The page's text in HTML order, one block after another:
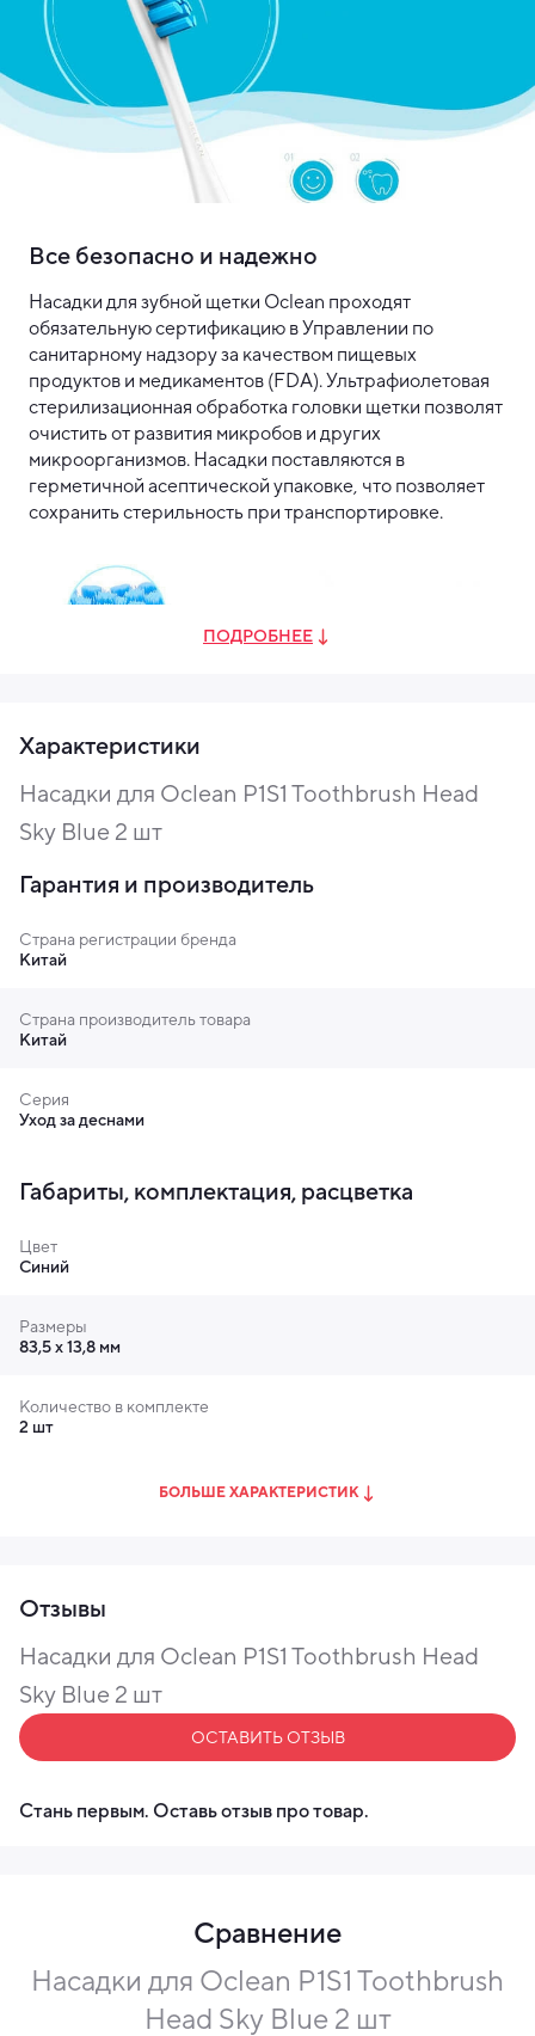
Все безопасно и надежно
Насадки для зубной щетки Oclean проходят
обязательную сертификацию в Управлении по
санитарному надзору за качеством пищевых
продуктов и медикаментов (FDA). Ультрафиолетовая
стерилизационная обработка головки щетки позволят
очистить от развития микробов и других
микроорганизмов. Насадки поставляются в
герметичной асептической упаковке, что позволяет
сохранить стерильность при транспортировке.
Установите на свой мобильный девайс для зубной
щетку со смартфоном. После синхронизации, вы
сможете проводить индивидуальные настройки
чистки зубов, читать рекомендации по уходу за
полостью рта, а также благодаря встроенному STG-
каждые 2-3 месяца.
ПОДРОБНЕЕ
Характеристики
Насадки для Oclean P1S1 Toothbrush Head
Sky Blue 2 шт
Гарантия и производитель
Страна регистрации бренда
Китай
Страна производитель товара
Китай
Серия
Уход за деснами
Габариты, комплектация, расцветка
Цвет
Синий
Размеры
83,5 х 13,8 мм
Количество в комплекте
2 шт
БОЛЬШЕ ХАРАКТЕРИСТИК
Отзывы
Насадки для Oclean P1S1 Toothbrush Head
Sky Blue 2 шт
ОСТАВИТЬ ОТЗЫВ
Стань первым. Оставь отзыв про товар.
Сравнение
Насадки для Oclean P1S1 Toothbrush
Head Sky Blue 2 шт